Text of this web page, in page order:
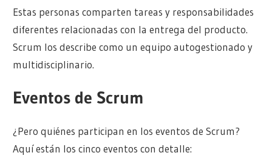
Estas personas comparten tareas y responsabilidades
diferentes relacionadas con la entrega del producto.
Scrum los describe como un equipo autogestionado y
multidisciplinario.
Eventos de Scrum
¿Pero quiénes participan en los eventos de Scrum?
Aquí están los cinco eventos con detalle: